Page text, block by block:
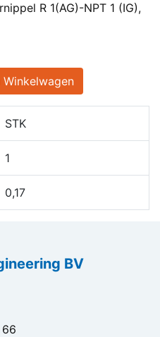
R 1(AG)-NPT 1 (IG),
Winkelwagen
STK
1
0,17
BV